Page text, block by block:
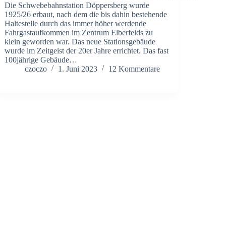
Die Schwebebahnstation Döppersberg wurde
1925/26 erbaut, nach dem die bis dahin bestehende
Haltestelle durch das immer höher werdende
Fahrgastaufkommen im Zentrum Elberfelds zu
klein geworden war. Das neue Stationsgebäude
wurde im Zeitgeist der 20er Jahre errichtet. Das fast
100jährige Gebäude…
czoczo
1. Juni 2023 12 Kommentare